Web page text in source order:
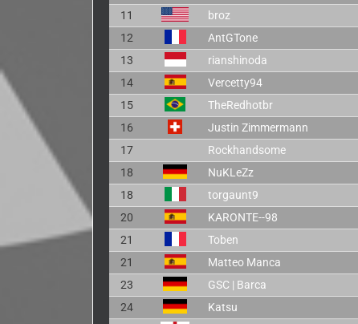
11
broz
12
AntGTone
13
rianshinoda
14
Vercetty94
15
TheRedhotbr
16
Justin Zimmermann
17
Rockhandsome
18
NuKLeZz
18
torgaunt9
20
KARONTE--98
21
Toben
21
Matteo Manca
23
GSC | Barca
24
Katsu